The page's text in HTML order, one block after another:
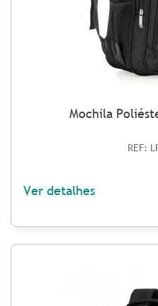
Mochila
REF:
Ver detalhes